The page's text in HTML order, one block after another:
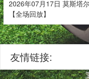
2026年07月17日 莫斯塔
【全场回放】
友情链接: